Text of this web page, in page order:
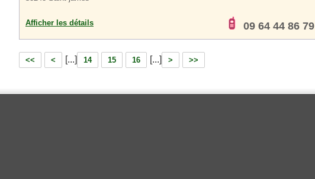
Afficher les détails 09 64 44 86 79
<< < [...] 14 15 16 [...] > >>